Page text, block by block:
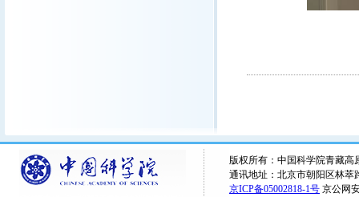
版权所有：中国科学院青藏高
通讯地址：北京市朝阳区林萃
京ICP备05002818-1号 京公网